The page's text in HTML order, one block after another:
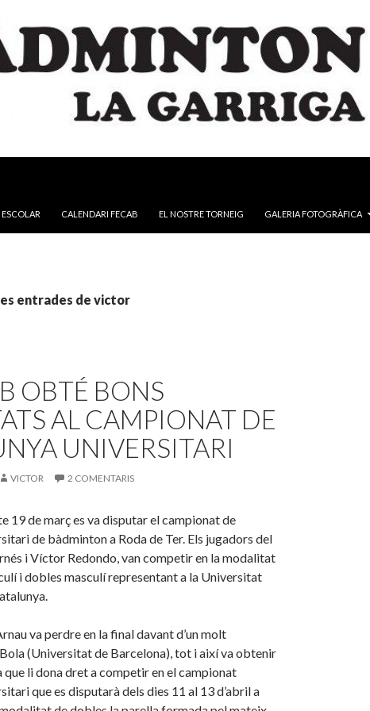
CALENDARI FECAB EL NOSTRE TORNEIG GALERIA FOTOGRÀFICA
entrades de victor
OBTÉ BONS
AL CAMPIONAT DE
UNIVERSITARI
VICTOR 2 COMENTARIS
19 de març es va disputar el campionat de
de bàdminton a Roda de Ter. Els jugadors del
i Víctor Redondo, van competir en la modalitat
i dobles masculí representant a la Universitat
va perdre en la final davant d’un molt
(Universitat de Barcelona), tot i així va obtenir
que li dona dret a competir en el campionat
que es disputarà dels dies 11 al 13 d’abril a